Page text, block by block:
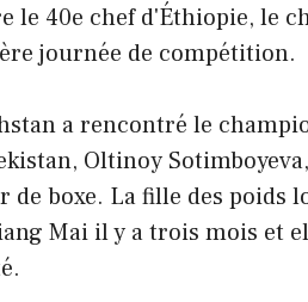
le 40e chef d'Éthiopie, le
journée de compétition.
a rencontré le
Oltinoy
boxe. La fille des poids
Mai il y a trois mois et